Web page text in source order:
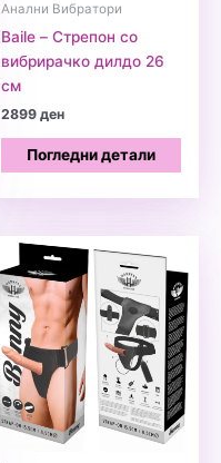
Анални Вибратори
Baile – Стрепон со
вибрирачко дилдо 26
см
2899ден
Погледни детали